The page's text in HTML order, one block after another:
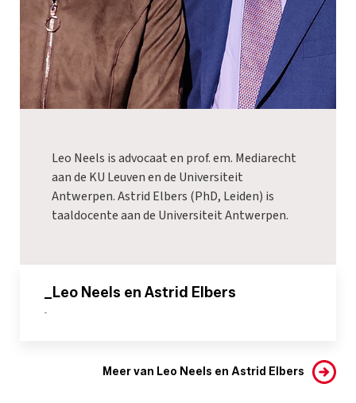
Leo Neels is advocaat en prof. em. Mediarecht
aan de KU Leuven en de Universiteit
Antwerpen. Astrid Elbers (PhD, Leiden) is
taaldocente aan de Universiteit Antwerpen.
_Leo Neels en Astrid Elbers
-
Meer van Leo Neels en Astrid Elbers